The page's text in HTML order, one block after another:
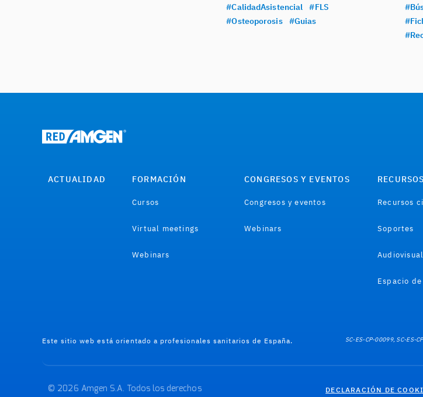
#CalidadAsistencial
#FLS
#Osteoporosis
#Guias
ACTUALIDAD FORMACIÓN
Cursos
Virtual meetings
Webinars
CONGRESOS Y EVENTOS
Congresos y eventos
Webinars
Recursos
Soportes
Audiovisual
Espacio
© 2026 Amgen S.A. Todos los derechos DECLARACIÓN DE
Este sitio web está orientado a profesionales sanitarios de España.
SC-ES-CP-00099, SC-ES-